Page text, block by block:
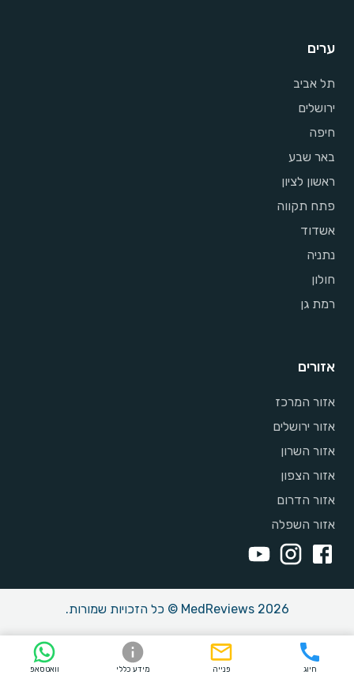
ערים
תל אביב
ירושלים
חיפה
באר שבע
ראשון לציון
פתח תקווה
אשדוד
נתניה
חולון
רמת גן
אזורים
אזור המרכז
אזור ירושלים
אזור השרון
אזור הצפון
אזור הדרום
אזור השפלה
MedReviews 2026 © כל הזכויות שמורות.
חיוג פנייה מידע כללי וואטסאפ